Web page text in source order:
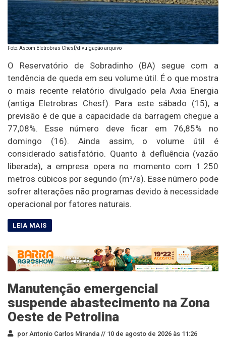
Foto: Ascom Eletrobras Chesf/divulgação arquivo
O Reservatório de Sobradinho (BA) segue com a
tendência de queda em seu volume útil. É o que mostra
o mais recente relatório divulgado pela Axia Energia
(antiga Eletrobras Chesf). Para este sábado (15), a
previsão é de que a capacidade da barragem chegue a
77,08%. Esse número deve ficar em 76,85% no
domingo (16). Ainda assim, o volume útil é
considerado satisfatório. Quanto à defluência (vazão
liberada), a empresa opera no momento com 1.250
metros cúbicos por segundo (m³/s). Esse número pode
sofrer alterações não programas devido à necessidade
operacional por fatores naturais.
Manutenção emergencial
suspende abastecimento na Zona
Oeste de Petrolina
por Antonio Carlos Miranda // 10 de agosto de 2026 às 11:26